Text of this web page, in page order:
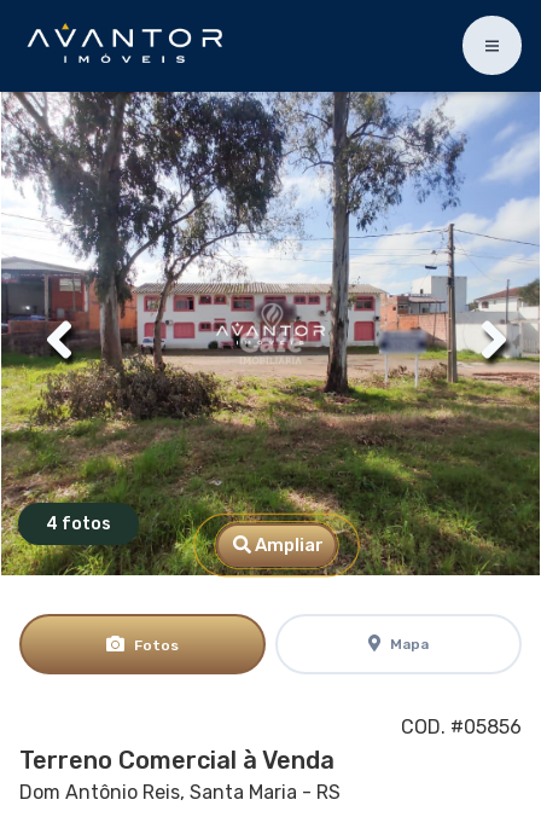
4 fotos
Ampliar
Fotos Mapa
COD. #05856
Terreno Comercial à Venda
Dom Antônio Reis, Santa Maria - RS